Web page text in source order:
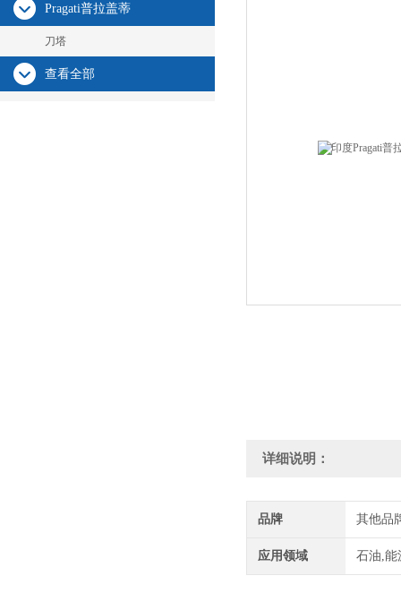
Pragati普拉盖蒂
刀塔
查看全部
详细说明：
品牌 其他品
应用领域 石油,能